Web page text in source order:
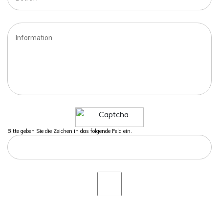
Bitte geben Sie die Zeichen in das folgende Feld ein.